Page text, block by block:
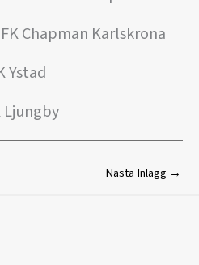
Chapman Karlskrona
Ystad
Ljungby
Nästa Inlägg →